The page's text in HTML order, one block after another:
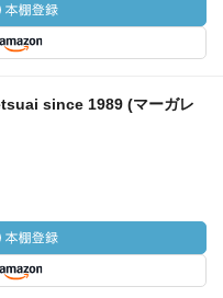
since 1989 (マーガレ